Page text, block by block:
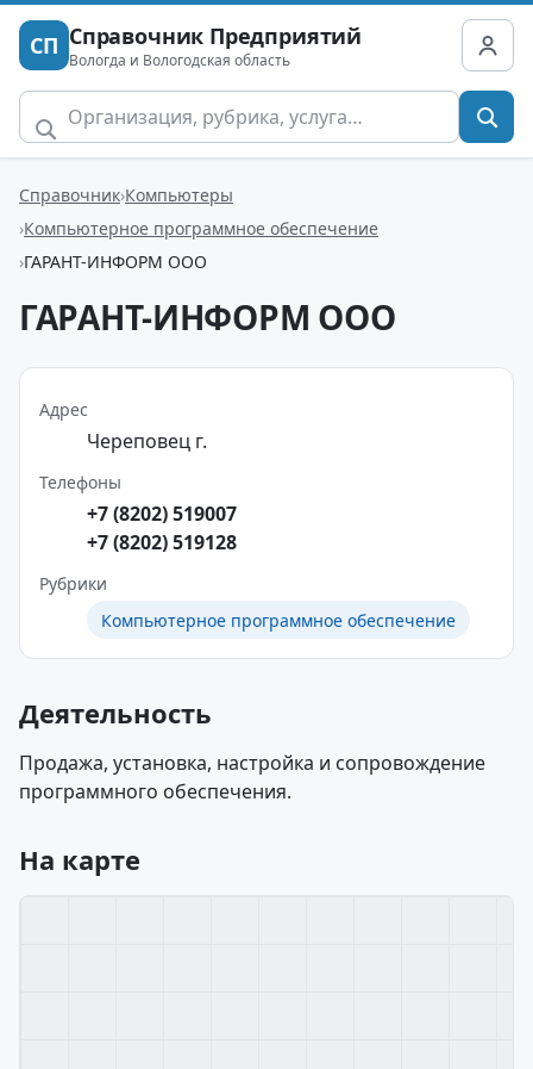
СП Справочник Предприятий
Вологда и Вологодская область
Справочник Компьютеры
Компьютерное программное обеспечение
ГАРАНТ-ИНФОРМ ООО
ГАРАНТ-ИНФОРМ ООО
Адрес
Череповец г.
Телефоны
+7 (8202) 519007
+7 (8202) 519128
Рубрики
Компьютерное программное обеспечение
Деятельность
Продажа, установка, настройка и сопровождение
программного обеспечения.
На карте